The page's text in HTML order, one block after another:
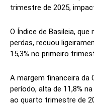
trimestre de 2025,
O Índice de Basileia,
perdas, recuou
15,3% no primeiro
A margem financeira da
período, alta de 11,8%
ao quarto trimestre de